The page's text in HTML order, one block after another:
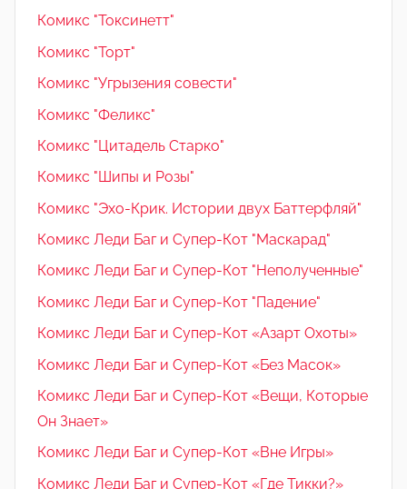
Комикс "Токсинетт"
Комикс "Торт"
Комикс "Угрызения совести"
Комикс "Феликс"
Комикс "Цитадель Старко"
Комикс "Шипы и Розы"
Комикс "Эхо-Крик. Истории двух Баттерфляй"
Комикс Леди Баг и Супер-Кот "Маскарад"
Комикс Леди Баг и Супер-Кот "Неполученные"
Комикс Леди Баг и Супер-Кот "Падение"
Комикс Леди Баг и Супер-Кот «Азарт Охоты»
Комикс Леди Баг и Супер-Кот «Без Масок»
Комикс Леди Баг и Супер-Кот «Вещи, Которые
Он Знает»
Комикс Леди Баг и Супер-Кот «Вне Игры»
Комикс Леди Баг и Супер-Кот «Где Тикки?»